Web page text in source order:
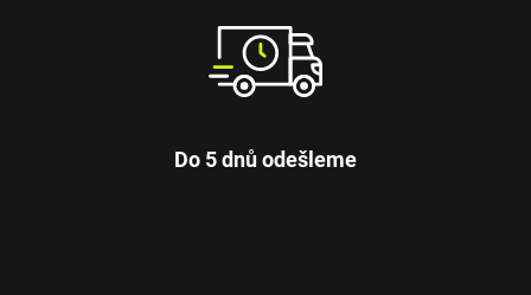
Do 5 dnů odešleme